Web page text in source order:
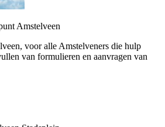
Amstelveen
voor alle Amstelveners die hulp
van formulieren en aanvragen van